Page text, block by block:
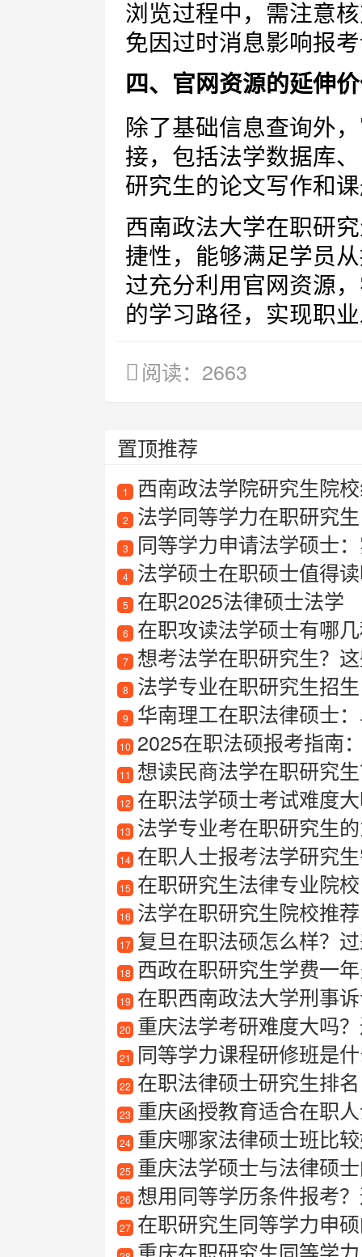
浏览过程中，需注意
免因过时消息影响报
四、官网资源的延伸
除了基础信息查询外
接，包括法学数据库
研究生的论文写作和
西南政法大学在职研
捷性，能够满足学员
过充分利用官网资源
的学习路径，实现职
阅读：2663
置顶推荐
1 西南政法学院研究生院
2 法学同等学力在职研究生
3 同等学力申请法学硕士
4 法学硕士在职硕士值得读吗
5 在职2025法律硕士法学
6 在职攻读法学硕士有哪
7 想考法学在职研究生？
8 法学专业在职研究生招生
9 华南理工在职法律硕士
10 2025在职法硕报考指南：
11 想读民商法学在职研究生
12 在职法学硕士考试难度
13 法学专业考在职研究生
14 在职人士报考法学研究
15 在职研究生法律专业院校
16 法学在职研究生院校推荐
17 复旦在职法硕怎么样？
18 西政在职研究生学费一
19 在职西南政法大学刑事
20 重庆法学考研难度大吗
21 同等学力课程研修班是
22 在职法律硕士研究生排名
23 重庆函授教育适合在职人
24 重庆哪家法律硕士班比
25 重庆法学硕士与法律硕
26 想用同等学历条件报考？
27 在职研究生同等学力申